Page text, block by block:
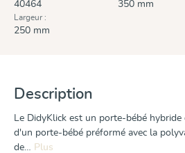
40464 350 mm
Largeur :
250 mm
Description
Le DidyKlick est un porte-bébé
d'un porte-bébé préformé avec la
de… Plus